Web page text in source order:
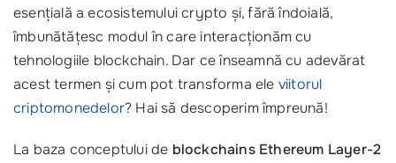
esențială a ecosistemului crypto și, fără îndoială,
îmbunătățesc modul în care interacționăm cu
tehnologiile blockchain. Dar ce înseamnă cu adevărat
acest termen și cum pot transforma ele viitorul
criptomonedelor? Hai să descoperim împreună!
La baza conceptului de blockchains Ethereum Layer-2